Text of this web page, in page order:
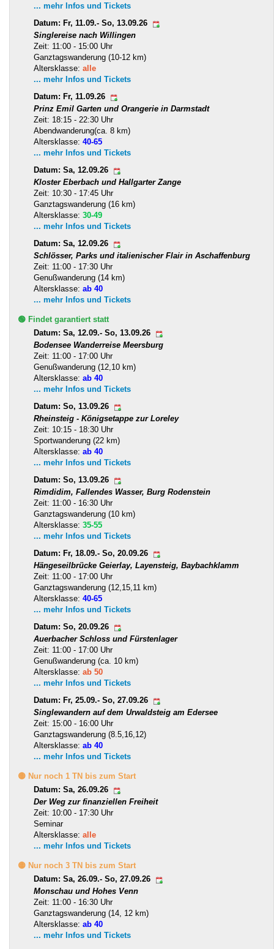
... mehr Infos und Tickets
Datum: Fr, 11.09.- So, 13.09.26
Singlereise nach Willingen
Zeit: 11:00 - 15:00 Uhr
Ganztagswanderung (10-12 km)
Altersklasse: alle
... mehr Infos und Tickets
Datum: Fr, 11.09.26
Prinz Emil Garten und Orangerie in Darmstadt
Zeit: 18:15 - 22:30 Uhr
Abendwanderung(ca. 8 km)
Altersklasse: 40-65
... mehr Infos und Tickets
Datum: Sa, 12.09.26
Kloster Eberbach und Hallgarter Zange
Zeit: 10:30 - 17:45 Uhr
Ganztagswanderung (16 km)
Altersklasse: 30-49
... mehr Infos und Tickets
Datum: Sa, 12.09.26
Schlösser, Parks und italienischer Flair in Aschaffenburg
Zeit: 11:00 - 17:30 Uhr
Genußwanderung (14 km)
Altersklasse: ab 40
... mehr Infos und Tickets
🟢 Findet garantiert statt
Datum: Sa, 12.09.- So, 13.09.26
Bodensee Wanderreise Meersburg
Zeit: 11:00 - 17:00 Uhr
Genußwanderung (12,10 km)
Altersklasse: ab 40
... mehr Infos und Tickets
Datum: So, 13.09.26
Rheinsteig - Königsetappe zur Loreley
Zeit: 10:15 - 18:30 Uhr
Sportwanderung (22 km)
Altersklasse: ab 40
... mehr Infos und Tickets
Datum: So, 13.09.26
Rimdidim, Fallendes Wasser, Burg Rodenstein
Zeit: 11:00 - 16:30 Uhr
Ganztagswanderung (10 km)
Altersklasse: 35-55
... mehr Infos und Tickets
Datum: Fr, 18.09.- So, 20.09.26
Hängeseilbrücke Geierlay, Layensteig, Baybachklamm
Zeit: 11:00 - 17:00 Uhr
Ganztagswanderung (12,15,11 km)
Altersklasse: 40-65
... mehr Infos und Tickets
Datum: So, 20.09.26
Auerbacher Schloss und Fürstenlager
Zeit: 11:00 - 17:00 Uhr
Genußwanderung (ca. 10 km)
Altersklasse: ab 50
... mehr Infos und Tickets
Datum: Fr, 25.09.- So, 27.09.26
Singlewandern auf dem Urwaldsteig am Edersee
Zeit: 15:00 - 16:00 Uhr
Ganztagswanderung (8.5,16,12)
Altersklasse: ab 40
... mehr Infos und Tickets
🟡 Nur noch 1 TN bis zum Start
Datum: Sa, 26.09.26
Der Weg zur finanziellen Freiheit
Zeit: 10:00 - 17:30 Uhr
Seminar
Altersklasse: alle
... mehr Infos und Tickets
🟡 Nur noch 3 TN bis zum Start
Datum: Sa, 26.09.- So, 27.09.26
Monschau und Hohes Venn
Zeit: 11:00 - 16:30 Uhr
Ganztagswanderung (14, 12 km)
Altersklasse: ab 40
... mehr Infos und Tickets